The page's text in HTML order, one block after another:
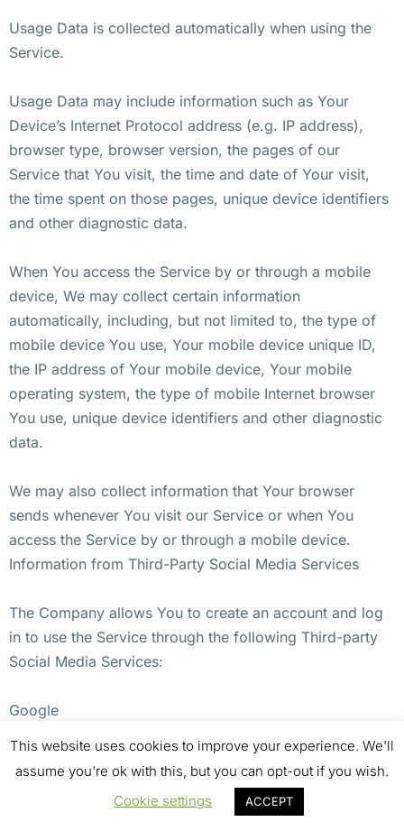
Usage Data is collected automatically when using the
Service.
Usage Data may include information such as Your
Device’s Internet Protocol address (e.g. IP address),
browser type, browser version, the pages of our
Service that You visit, the time and date of Your visit,
the time spent on those pages, unique device identifiers
and other diagnostic data.
When You access the Service by or through a mobile
device, We may collect certain information
automatically, including, but not limited to, the type of
mobile device You use, Your mobile device unique ID,
the IP address of Your mobile device, Your mobile
operating system, the type of mobile Internet browser
You use, unique device identifiers and other diagnostic
data.
We may also collect information that Your browser
sends whenever You visit our Service or when You
access the Service by or through a mobile device.
Information from Third-Party Social Media Services
The Company allows You to create an account and log
in to use the Service through the following Third-party
Social Media Services:
Google
If You decide to register through or otherwise grant us
This website uses cookies to improve your experience. We'll
assume you're ok with this, but you can opt-out if you wish.
Cookie settings
ACCEPT